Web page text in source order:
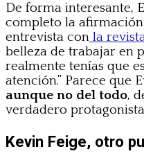
De forma interesante,
completo la
entrevista con la
belleza de trabajar en
realmente tenías que
atención.” Parece que
aunque no del todo,
verdadero
Kevin Feige, otro